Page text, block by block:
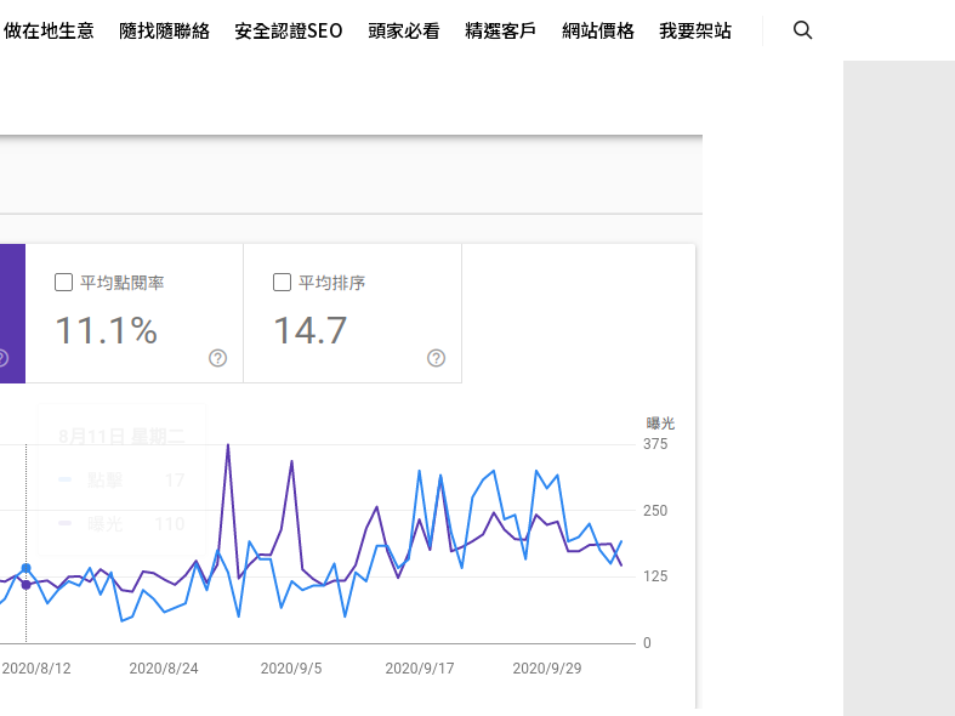
做在地生意 隨找隨聯絡 安全認證SEO 頭家必看 精選客戶 網站價格 我要架站